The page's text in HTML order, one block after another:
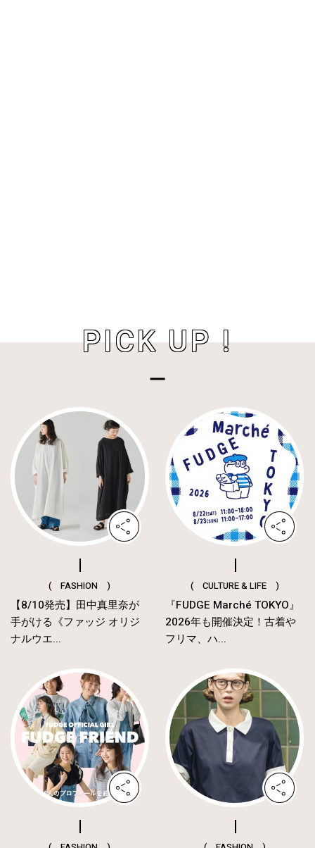
PICK UP !
( FASHION )
【8/10発売】田中真里奈が
手がける《ファッジ オリジ
ナルウエ...
( CULTURE & LIFE )
『FUDGE Marché TOKYO』
2026年も開催決定！古着や
フリマ、ハ...